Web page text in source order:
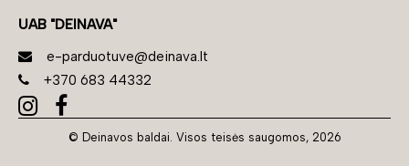
UAB "DEINAVA"
e-parduotuve@deinava.lt
+370 683 44332
© Deinavos baldai. Visos teisės saugomos, 2026